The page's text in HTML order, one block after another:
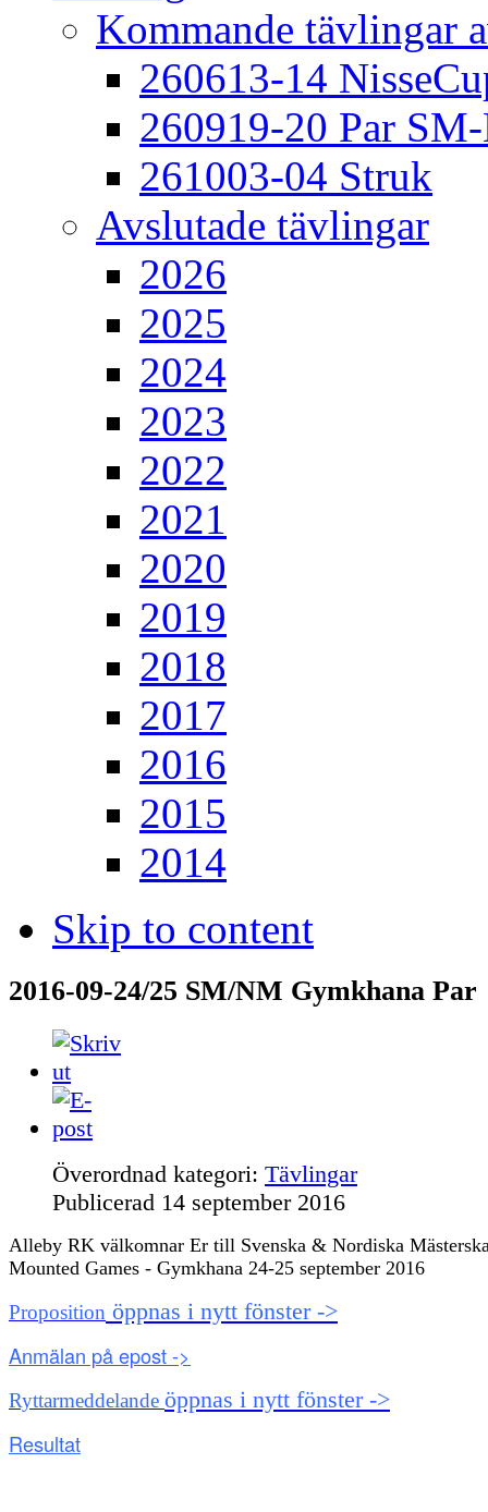
Kommande tävlingar
260613-14
260919-20 Par
261003-04 Struk
Avslutade tävlingar
2026
2025
2024
2023
2022
2021
2020
2019
2018
2017
2016
2015
2014
Skip to content
2016-09-24/25 SM/NM Gymkhana Par
Överordnad kategori: Tävlingar
Publicerad 14 september 2016
Alleby RK välkomnar Er till Svenska & Nordiska
Mounted Games - Gymkhana 24-25 september 2016
Proposition öppnas i nytt fönster ->
Anmälan på epost ->
Ryttarmeddelande öppnas i nytt fönster ->
Resultat